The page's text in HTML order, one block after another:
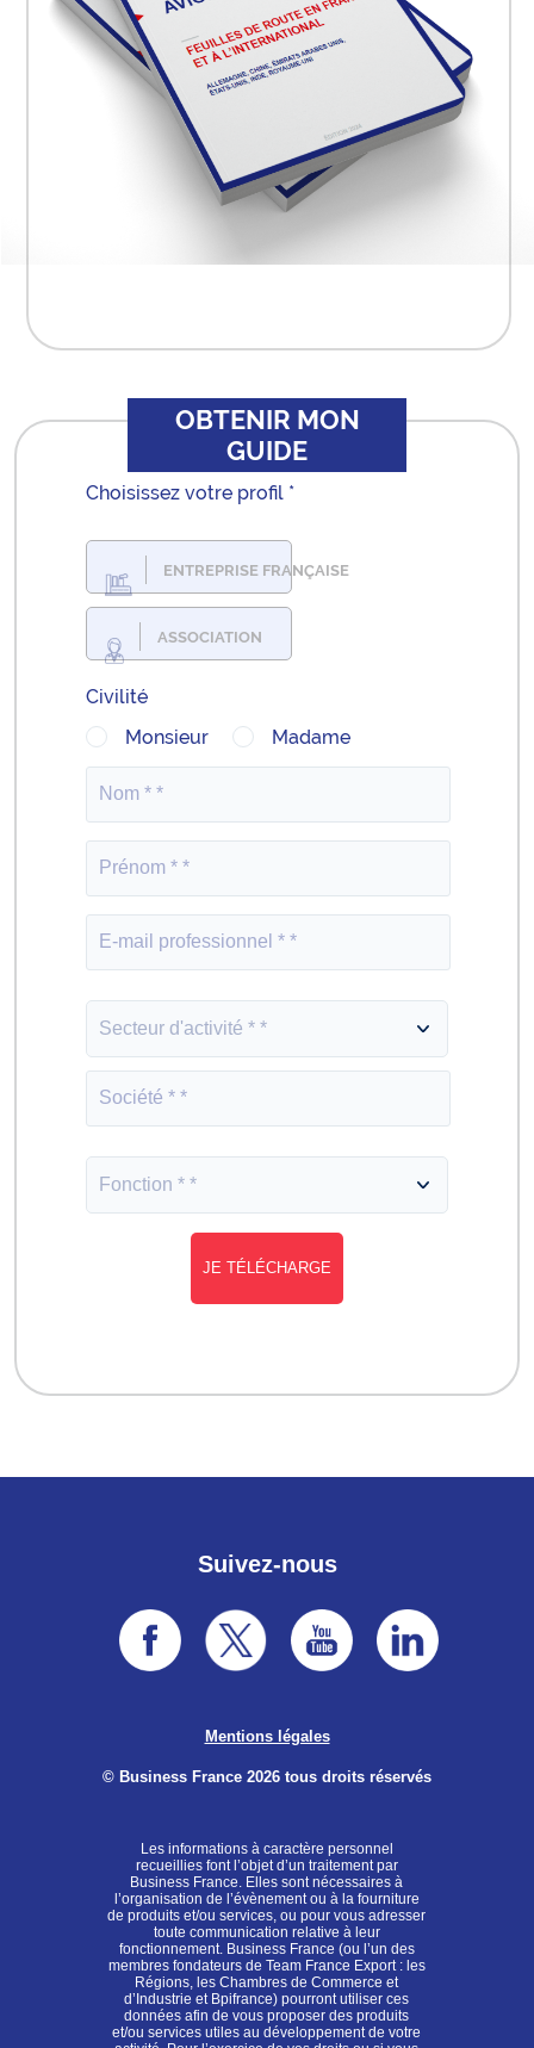
OBTENIR MON
GUIDE
Choisissez votre profil *
ENTREPRISE FRANÇAISE
ASSOCIATION
Civilité
Monsieur
Madame
Suivez-nous
Mentions légales
© Business France 2026 tous droits réservés
Les informations à caractère personnel
recueillies font l’objet d’un traitement par
Business France. Elles sont nécessaires à
l’organisation de l’évènement ou à la fourniture
de produits et/ou services, ou pour vous adresser
toute communication relative à leur
fonctionnement. Business France (ou l’un des
membres fondateurs de Team France Export : les
Régions, les Chambres de Commerce et
d’Industrie et Bpifrance) pourront utiliser ces
données afin de vous proposer des produits
et/ou services utiles au développement de votre